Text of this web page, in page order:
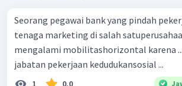
Seorang pegawai bank yang pindah
tenaga marketing di salah
mengalami mobilitashorizontal karena .... ada
jabatan pekerjaan kedudukansosial ...
1 0.0